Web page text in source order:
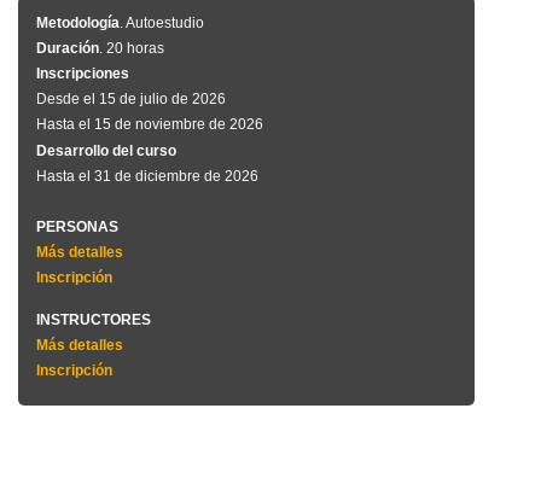
Metodología. Autoestudio
Duración. 20 horas
Inscripciones
Desde el 15 de julio de 2026
Hasta el 15 de noviembre de 2026
Desarrollo del curso
Hasta el 31 de diciembre de 2026
PERSONAS
Más detalles
Inscripción
INSTRUCTORES
Más detalles
Inscripción